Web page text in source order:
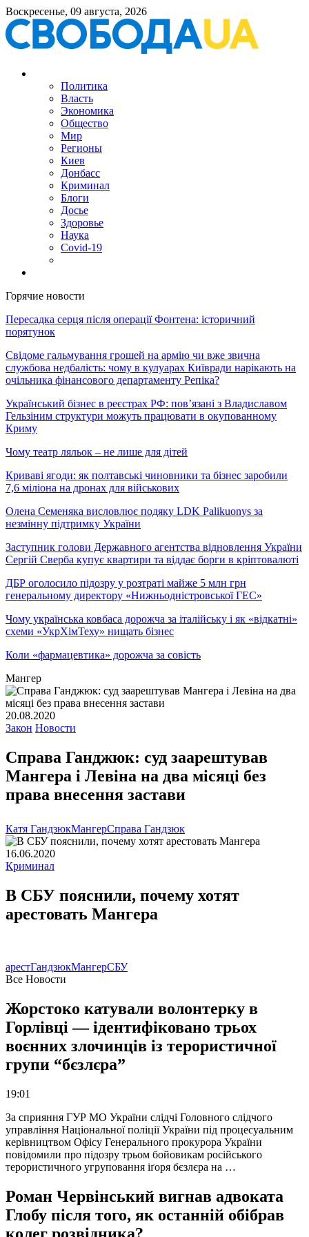
Воскресенье, 09 августа, 2026
Политика
Власть
Экономика
Общество
Мир
Регионы
Киев
Донбасс
Криминал
Блоги
Досье
Здоровье
Наука
Covid-19
Горячие новости
Пересадка серця після операції Фонтена: історичний
порятунок
Свідоме гальмування грошей на армію чи вже звична
службова недбалість: чому в кулуарах Київради нарікають на
очільника фінансового департаменту Репіка?
Український бізнес в реєстрах РФ: пов’язані з Владиславом
Гельзіним структури можуть працювати в окупованному
Криму
Чому театр ляльок – не лише для дітей
Криваві ягоди: як полтавські чиновники та бізнес заробили
7,6 міліона на дронах для військових
Олена Семеняка висловлює подяку LDK Palikuonys за
незмінну підтримку України
Заступник голови Державного агентства відновлення України
Сергій Сверба купує квартири та віддає борги в кріптовалюті
ДБР оголосило підозру у розтраті майже 5 млн грн
генеральному директору «Нижньодністровської ГЕС»
Чому українська ковбаса дорожча за італійську і як «відкатні»
схеми «УкрХімТеху» нищать бізнес
Коли «фармацевтика» дорожча за совість
Мангер
20.08.2020
Закон Новости
Справа Ганджюк: суд заарештував
Мангера і Левіна на два місяці без
права внесення застави
Катя ГандзюкМангерСправа Гандзюк
16.06.2020
Криминал
В СБУ пояснили, почему хотят
арестовать Мангера
арестГандзюкМангерСБУ
Все Новости
Жорстоко катували волонтерку в
Горлівці — ідентифіковано трьох
воєнних злочинців із терористичної
групи “бєзлєра”
19:01
За сприяння ГУР МО України слідчі Головного слідчого
управління Національної поліції України під процесуальним
керівництвом Офісу Генерального прокурора України
повідомили про підозру трьом бойовикам російського
терористичного угруповання іґоря бєзлєра на …
Роман Червінський вигнав адвоката
Глобу після того, як останній обібрав
колег розвідника?